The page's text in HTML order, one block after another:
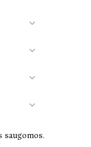
saugomos.